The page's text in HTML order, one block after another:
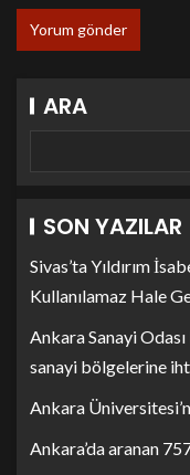
ARA
SON YAZILAR
Sivas’ta Yıldırım
Kullanılamaz Hale
Ankara Sanayi
sanayi bölgelerine
Ankara
Ankara’da aranan